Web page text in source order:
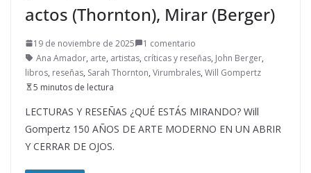
actos (Thornton), Mirar (Berger)
19 de noviembre de 2025
1 comentario
Ana Amador, arte, artistas, críticas y reseñas, John Berger,
libros, reseñas, Sarah Thornton, Virumbrales, Will Gompertz
5 minutos de lectura
LECTURAS Y RESEÑAS ¿QUÉ ESTÁS MIRANDO? Will
Gompertz 150 AÑOS DE ARTE MODERNO EN UN ABRIR
Y CERRAR DE OJOS.